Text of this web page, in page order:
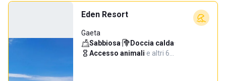
Eden Resort
Gaeta
Sabbiosa· Doccia calda·
Accesso animali·e altri 6…